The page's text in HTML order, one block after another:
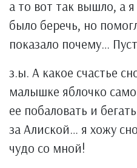
а то вот так вышло, а
было беречь, но
показало почему…
з.ы. А какое счастье
малышке яблочко
ее побаловать и
за Алиской… я хожу
чудо со мной!